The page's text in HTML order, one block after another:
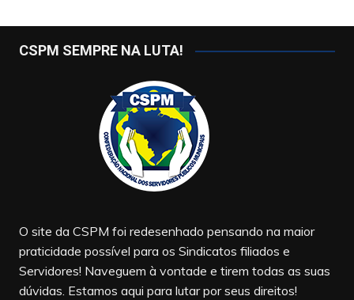
CSPM SEMPRE NA LUTA!
O site da CSPM foi redesenhado pensando na maior
praticidade possível para os Sindicatos filiados e
Servidores! Naveguem à vontade e tirem todas as suas
dúvidas. Estamos aqui para lutar por seus direitos!